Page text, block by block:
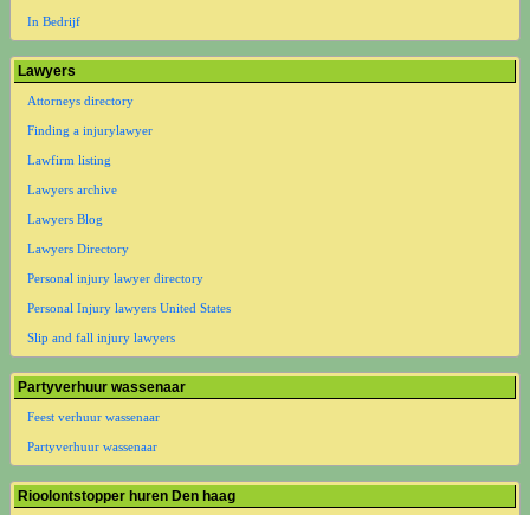
In Bedrijf
Lawyers
Attorneys directory
Finding a injurylawyer
Lawfirm listing
Lawyers archive
Lawyers Blog
Lawyers Directory
Personal injury lawyer directory
Personal Injury lawyers United States
Slip and fall injury lawyers
Partyverhuur wassenaar
Feest verhuur wassenaar
Partyverhuur wassenaar
Rioolontstopper huren Den haag